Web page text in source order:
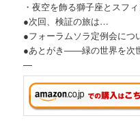
・夜空を飾る獅子座とスフ
●次回、検証の旅は…
●フォーラムソラ定例会につ
●あとがき――緑の世界を次
—